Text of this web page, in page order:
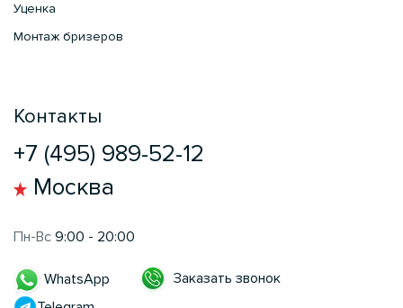
Уценка
Монтаж бризеров
Контакты
+7 (495) 989-52-12
Москва
Пн-Вс 9:00 - 20:00
WhatsApp
Заказать звонок